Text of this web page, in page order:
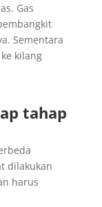
Gas
Sementara
kilang
tahap
dilakukan
harus